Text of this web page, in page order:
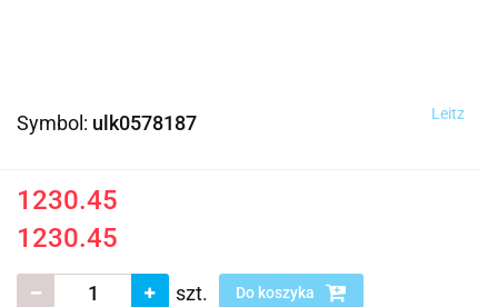
Symbol: ulk0578187 Leitz
1230.45
1230.45
szt. Do koszyka